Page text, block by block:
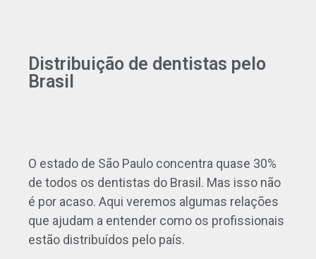
Distribuição de dentistas pelo
Brasil
O estado de São Paulo concentra quase 30%
de todos os dentistas do Brasil. Mas isso não
é por acaso. Aqui veremos algumas relações
que ajudam a entender como os profissionais
estão distribuídos pelo país.